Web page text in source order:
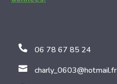
 06 78 67 85 24
 charly_0603@hotmail.fr